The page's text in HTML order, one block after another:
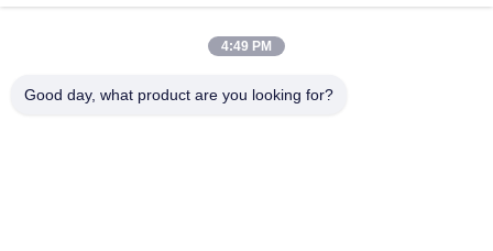
LTD.
4:49 PM
Good day, what product are you looking for?